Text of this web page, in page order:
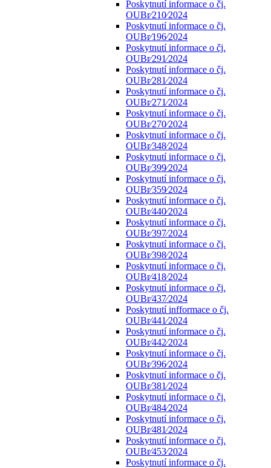
Poskytnutí informace o čj.
OUBr⁄210⁄2024
Poskytnutí informace o čj.
OUBr⁄196⁄2024
Poskytnutí informace o čj.
OUBr⁄291⁄2024
Poskytnutí informace o čj.
OUBr⁄281⁄2024
Poskytnutí informace o čj.
OUBr⁄271⁄2024
Poskytnutí informace o čj.
OUBr⁄270⁄2024
Poskytnutí informace o čj.
OUBr⁄348⁄2024
Poskytnutí informace o čj.
OUBr⁄399⁄2024
Poskytnutí informace o čj.
OUBr⁄359⁄2024
Poskytnutí informace o čj.
OUBr⁄440⁄2024
Poskytnutí informace o čj.
OUBr⁄397⁄2024
Poskytnutí informace o čj.
OUBr⁄398⁄2024
Poskytnutí informace o čj.
OUBr⁄418⁄2024
Poskytnutí informace o čj.
OUBr⁄437⁄2024
Poskytnutí infformace o čj.
OUBr⁄441⁄2024
Poskytnutí informace o čj.
OUBr⁄442⁄2024
Poskytnutí informace o čj.
OUBr⁄396⁄2024
Poskytnutí informace o čj.
OUBr⁄381⁄2024
Poskytnutí informace o čj.
OUBr⁄484⁄2024
Poskytnutí informace o čj.
OUBr⁄481⁄2024
Poskytnutí informace o čj.
OUBr⁄453⁄2024
Poskytnutí informace o čj.